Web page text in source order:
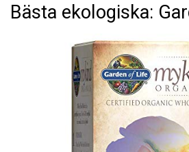
Bästa ekologiska: